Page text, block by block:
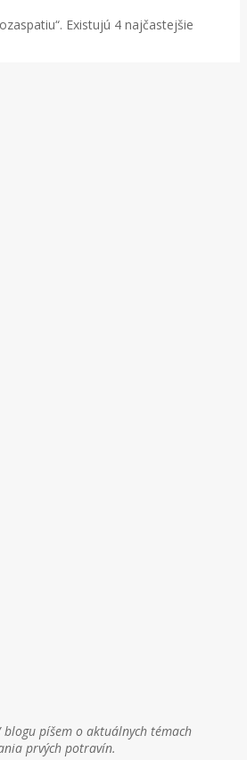
Existujú 4 najčastejšie
píšem o aktuálnych témach
prvých potravín.